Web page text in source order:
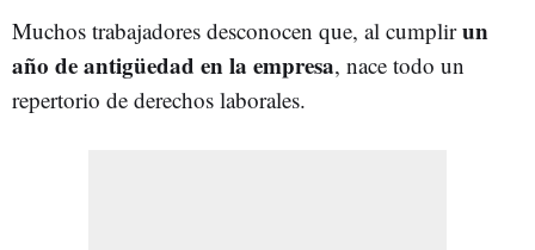
Muchos trabajadores desconocen que, al cumplirun
año de antigüedad en la empresa, nace todo un
repertorio de derechos laborales.